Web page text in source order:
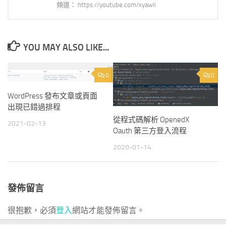
頻道： https://youtube.com/xyawli
YOU MAY ALSO LIKE...
0
WordPress 發布文章或頁面
出現已錯過排程
2021-02-13
0
從程式碼解析 OpenedX
Oauth 第三方登入流程
2020-01-14
發佈留言
很抱歉，必須登入網站才能發佈留言。